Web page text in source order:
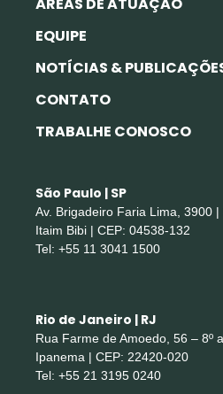
ÁREAS DE ATUAÇÃO
EQUIPE
NOTÍCIAS &
CONTATO
TRABALHE CONOSCO
São Paulo | SP
Av. Brigadeiro Faria Lima, 3900 |
Itaim Bibi | CEP: 04538-132
Tel: +55 11 3041 1500
Rio de Janeiro | RJ
Rua Farme de Amoedo, 56 – 8º
Ipanema | CEP: 22420-020
Tel: +55 21 3195 0240